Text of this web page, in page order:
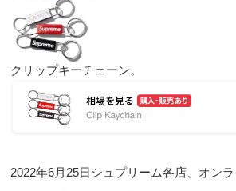
クリップキーチェーン。
2022年6月25日シュプリーム各店、オンラ